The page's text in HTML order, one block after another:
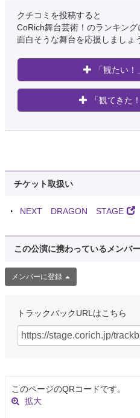
クチコミを投稿すると
CoRich舞台芸術！のランキング
面白そうな舞台を応援しましょ
「観たい
「観てきた
チケット取扱い
NEXT DRAGON STAGE
この公演に携わっているメンバー
メンバーに登録
トラックバックURLはこちら
このページのQRコードです。
拡大